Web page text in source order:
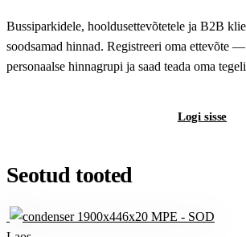
Bussiparkidele, hooldusettevõtetele ja B2B
soodsamad hinnad. Registreeri oma ettevõte
personaalse hinnagrupi ja saad teada oma
Logi sisse
Seotud tooted